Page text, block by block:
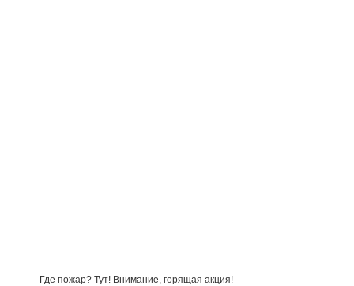
Где пожар? Тут! Внимание, горящая акция!